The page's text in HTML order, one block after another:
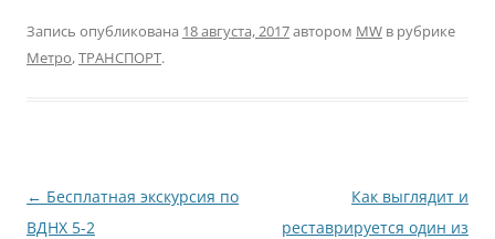
Запись опубликована 18 августа, 2017автором MW в рубрике
Метро,ТРАНСПОРТ.
Навигация
по
← Бесплатная экскурсия по
ВДНХ 5-2
Как выглядит и
реставрируется один из